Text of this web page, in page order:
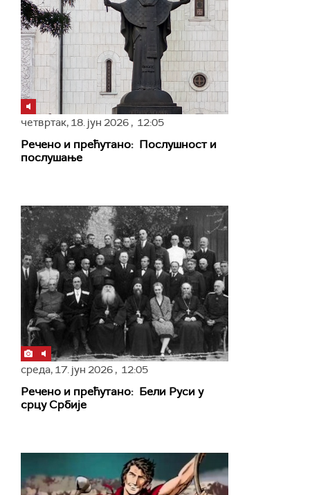
четвртак, 18. јун 2026 , 12:05
Речено и прећутано: Послушност и
послушање
среда, 17. јун 2026 , 12:05
Речено и прећутано: Бели Руси у
срцу Србије